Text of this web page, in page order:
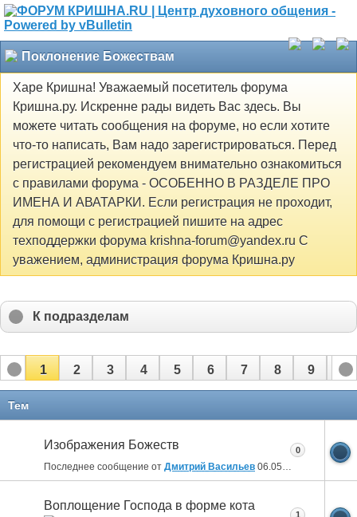
Поклонение Божествам
Харе Кришна! Уважаемый посетитель форума
Кришна.ру. Искренне рады видеть Вас здесь. Вы
можете читать сообщения на форуме, но если хотите
что-то написать, Вам надо зарегистрироваться. Перед
регистрацией рекомендуем внимательно ознакомиться
с правилами форума - ОСОБЕННО В РАЗДЕЛЕ ПРО
ИМЕНА И АВАТАРКИ. Если регистрация не проходит,
для помощи с регистрацией пишите на адрес
техподдержки форума krishna-forum@yandex.ru С
уважением, администрация форума Кришна.ру
К подразделам
1 2 3 4 5 6 7 8 9 10
Тем
Изображения Божеств
Последнее сообщение от Дмитрий Васильев 06.05.2026
0
Воплощение Господа в форме кота
1